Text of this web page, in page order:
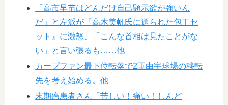
「高市早苗はどんだけ自己顕示欲が強いん
だ」と左派が『高木美帆氏に送られた包丁セ
ット』に激怒、「こんな首相は見たことがな
い」と言い張るも……他
カープファン最下位転落で2軍由宇球場の移転
先を考え始める。他
末期癌患者さん「苦しい！痛い！しんど